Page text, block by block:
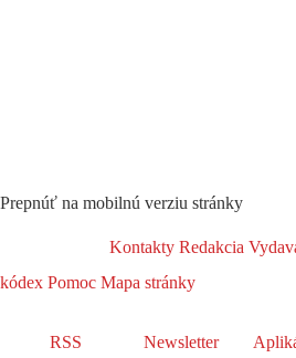
Prepnúť na mobilnú verziu stránky
Kontakty Redakcia
kódex Pomoc Mapa stránky
RSS Newsletter